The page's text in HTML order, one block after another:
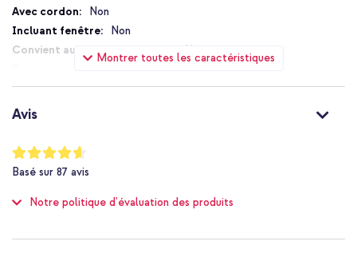
Montrer toutes les caractéristiques
Non
Non
Non
Non
contre les chutes
Standard
Avis
Notation:
92
%
of
Basé sur 87 avis
Notre politique d'évaluation des produits